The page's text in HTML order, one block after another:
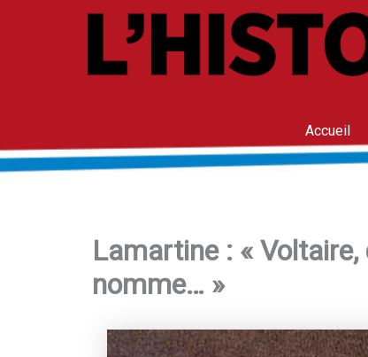
Accueil
Lamartine : «
nomme… »